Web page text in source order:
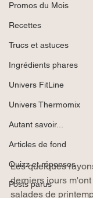
Promos du Mois
Recettes
Trucs et astuces
Ingrédients phares
Univers FitLine
Univers Thermomix
Autant savoir...
Articles de fond
Quizz et réponses
Posts parus
Les quelques
derniers jours
salades de